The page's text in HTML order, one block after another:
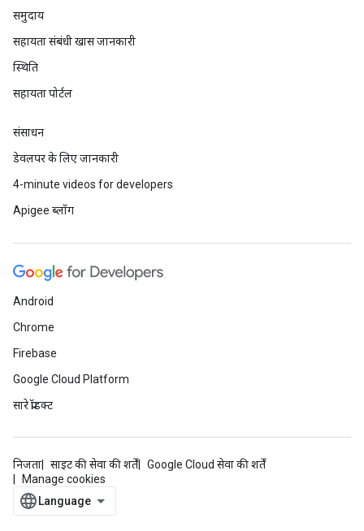
समुदाय
सहायता संबंधी खास जानकारी
स्थिति
सहायता पोर्टल
संसाधन
डेवलपर के लिए जानकारी
4-minute videos for developers
Apigee ब्लॉग
Android
Chrome
Firebase
Google Cloud Platform
सारे प्रॉडक्ट
निजता साइट की सेवा की शर्तें
Google Cloud सेवा की शर्तें
Manage cookies